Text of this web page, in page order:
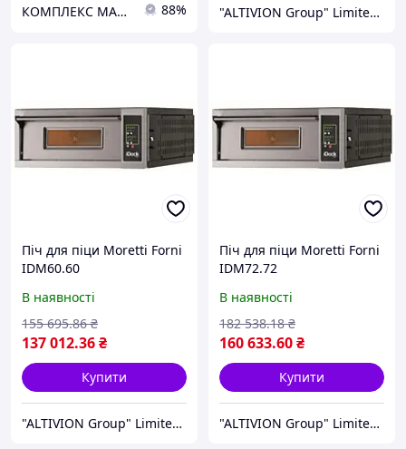
КОМПЛЕКС МАРКЕТ 88% "ALTIVION Group" Limited Liability Company
Піч для піци Moretti Forni
IDM60.60
В наявності
137 012.36₴
155 695.86 ₴
Купити
"ALTIVION Group" Limited Liability Company
Піч для піци Moretti Forni
IDM72.72
В наявності
160 633.60₴
182 538.18 ₴
Купити
"ALTIVION Group" Limited Liability Company